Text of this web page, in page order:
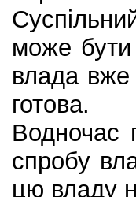
може бути
влада вже
готова.
Водночас
спробу
цю владу